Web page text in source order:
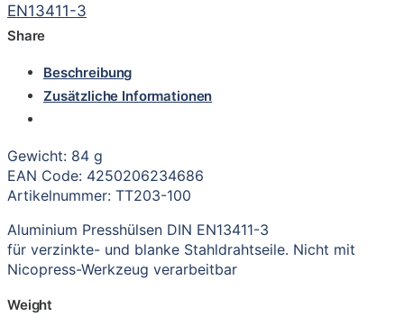
EN13411-3
Share
Beschreibung
Zusätzliche Informationen
Gewicht: 84 g
EAN Code: 4250206234686
Artikelnummer: TT203-100
Aluminium Presshülsen DIN EN13411-3
für verzinkte- und blanke Stahldrahtseile. Nicht mit
Nicopress-Werkzeug verarbeitbar
Weight